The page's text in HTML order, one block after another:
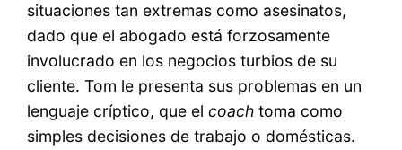
situaciones tan extremas como asesinatos,
dado que el abogado está forzosamente
involucrado en los negocios turbios de su
cliente. Tom le presenta sus problemas en un
lenguaje críptico, que elcoach toma como
simples decisiones de trabajo o domésticas.